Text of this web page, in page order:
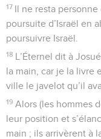
17 Il ne resta
poursuite d’Israël en
poursuivre Israël.
18 L’Éternel dit à
la main, car je la livre
ville le javelot qu’il
19 Alors (les hommes
leur position et
main ; ils arrivèrent à